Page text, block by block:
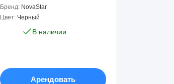
Бренд: NovaStar
Цвет: Черный
В наличии
Арендовать